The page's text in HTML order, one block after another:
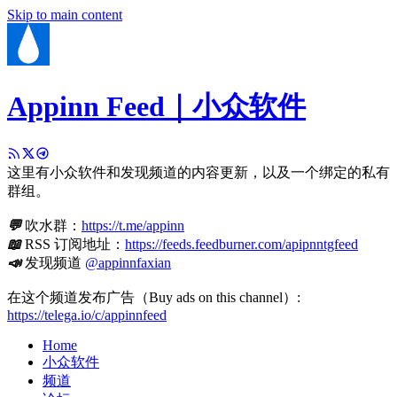
Skip to main content
Appinn Feed｜小众软件
这里有小众软件和发现频道的内容更新，以及一个绑定的私有
群组。
💬吹水群： https://t.me/appinn
📖RSS 订阅地址： https://feeds.feedburner.com/apipnntgfeed
📣发现频道 @appinnfaxian
在这个频道发布广告（Buy ads on this channel）:
https://telega.io/c/appinnfeed
Home
小众软件
频道